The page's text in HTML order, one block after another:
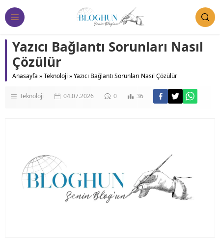
Yazıcı Bağlantı Sorunları Nasıl
Çözülür
Anasayfa »Teknoloji »Yazıcı Bağlantı Sorunları Nasıl Çözülür
Teknoloji 04.07.2026 0 36